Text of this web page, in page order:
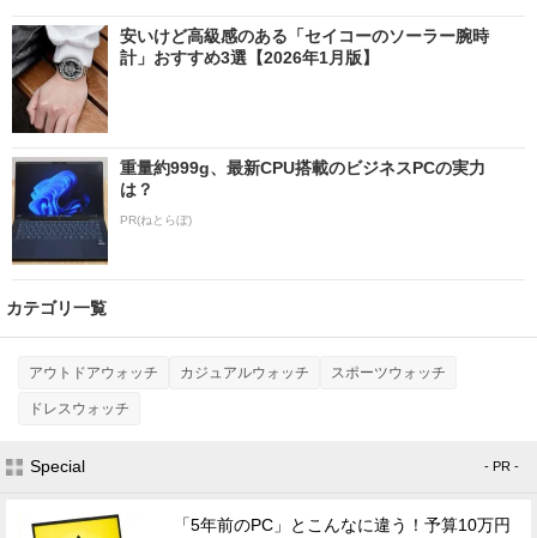
安いけど高級感のある「セイコーのソーラー腕時
計」おすすめ3選【2026年1月版】
重量約999g、最新CPU搭載のビジネスPCの実力
は？
PR(ねとらぼ)
カテゴリ一覧
アウトドアウォッチ カジュアルウォッチ スポーツウォッチ
ドレスウォッチ
Special - PR -
「5年前のPC」とこんなに違う！予算10万円